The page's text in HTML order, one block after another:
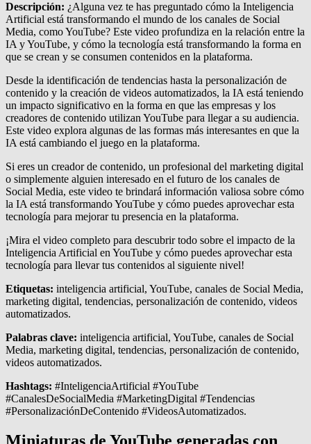
Descripción: ¿Alguna vez te has preguntado cómo la Inteligencia
Artificial está transformando el mundo de los canales de Social
Media, como YouTube? Este video profundiza en la relación entre la
IA y YouTube, y cómo la tecnología está transformando la forma en
que se crean y se consumen contenidos en la plataforma.
Desde la identificación de tendencias hasta la personalización de
contenido y la creación de videos automatizados, la IA está teniendo
un impacto significativo en la forma en que las empresas y los
creadores de contenido utilizan YouTube para llegar a su audiencia.
Este video explora algunas de las formas más interesantes en que la
IA está cambiando el juego en la plataforma.
Si eres un creador de contenido, un profesional del marketing digital
o simplemente alguien interesado en el futuro de los canales de
Social Media, este video te brindará información valiosa sobre cómo
la IA está transformando YouTube y cómo puedes aprovechar esta
tecnología para mejorar tu presencia en la plataforma.
¡Mira el video completo para descubrir todo sobre el impacto de la
Inteligencia Artificial en YouTube y cómo puedes aprovechar esta
tecnología para llevar tus contenidos al siguiente nivel!
Etiquetas: inteligencia artificial, YouTube, canales de Social Media,
marketing digital, tendencias, personalización de contenido, videos
automatizados.
Palabras clave: inteligencia artificial, YouTube, canales de Social
Media, marketing digital, tendencias, personalización de contenido,
videos automatizados.
Hashtags: #InteligenciaArtificial #YouTube
#CanalesDeSocialMedia #MarketingDigital #Tendencias
#PersonalizaciónDeContenido #VideosAutomatizados.